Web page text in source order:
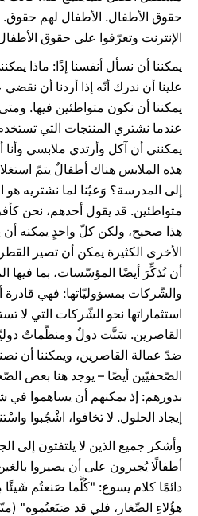
حقوق الأطفال. الأطفال لهم حقوق.
الإنترنت وتعرّفوا على حقوق
يمكننا أن نسأل أنفسنا إذًا: ماذا
علينا أن ندرك أنّه إذا أردنا أن
يمكننا أن نكون متواطئين فيها.
عندما نشتري المنتجات التي
يمكنني أن آكل وأرتدي ملابسي وأنا
هذه الملابس هناك أطفالٌ يتمّ
إلى المدرسة؟ وَعيُنا لما نشتريه هو
متواطئين. قد يقول أحدهم، نحن
هذا صحيح، ولكن كلّ واحدٍ يمكنه
الأخرى الكثيرة يمكن أن تصير
أن نُذكِّرَ أيضًا المؤسّسات، بما فيها
والشّركات بمسؤوليّاتها: فهي
استثماراتها نحو الشّركات التي لا
القاصرين. سَنَّت دولٌ ومنظّماتٌ
ضدّ عمالة القاصرين، ويمكننا أن
الصّحفيّين أيضًا – يوجد هنا بعض
بدورهم: إذ يمكنهم أن يساهموا
إيجاد الحلول. لا تخافوا، اشْجُبوا
وأشكر جميع الذين لا يلتفتون إلى
أطفالًا يُجبرون على أن يصيروا
دائمًا كلام يسوع: "كُلَّما صَنعتُم